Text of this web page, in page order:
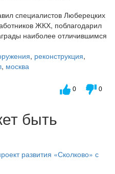
специалистов Люберецких
ЖКХ, поблагодарил
наиболее отличившимся
, реконструкция,
, москва
0 0
быть
развития «Сколково» с